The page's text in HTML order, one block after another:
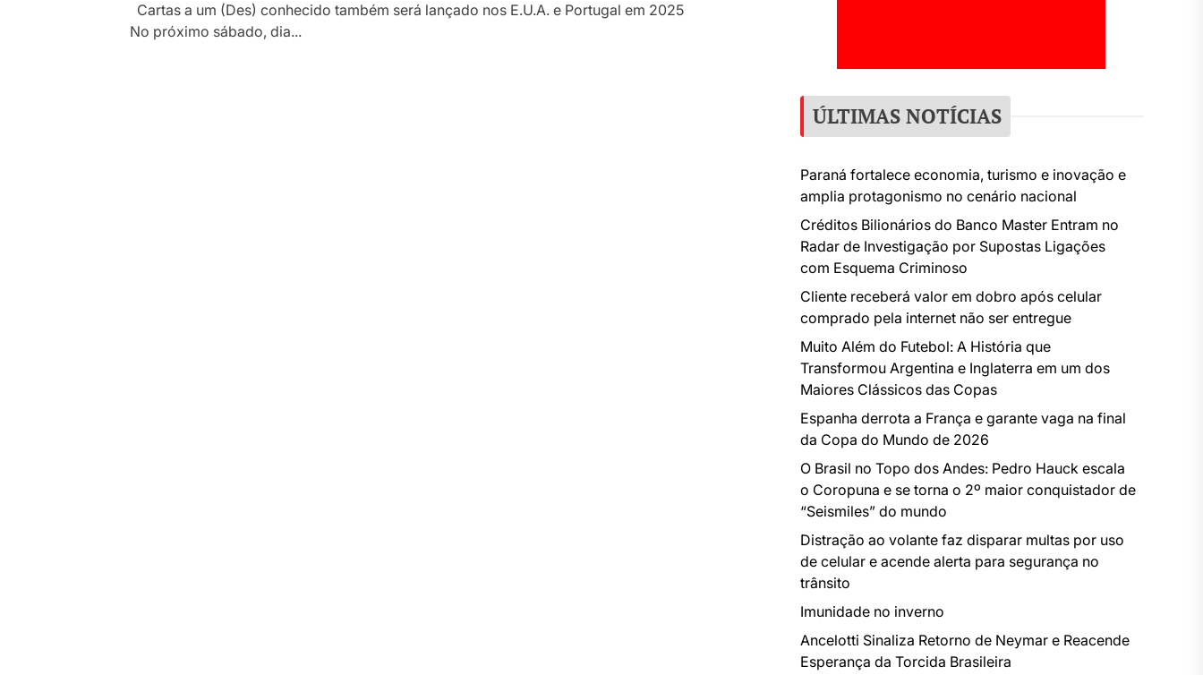
Cartas a um (Des) conhecido também será lançado nos E.U.A. e Portugal em 2025
No próximo sábado, dia...
ÚLTIMAS NOTÍCIAS
Paraná fortalece economia, turismo e inovação e
amplia protagonismo no cenário nacional
Créditos Bilionários do Banco Master Entram no
Radar de Investigação por Supostas Ligações
com Esquema Criminoso
Cliente receberá valor em dobro após celular
comprado pela internet não ser entregue
Muito Além do Futebol: A História que
Transformou Argentina e Inglaterra em um dos
Maiores Clássicos das Copas
Espanha derrota a França e garante vaga na final
da Copa do Mundo de 2026
O Brasil no Topo dos Andes: Pedro Hauck escala
o Coropuna e se torna o 2º maior conquistador de
“Seismiles” do mundo
Distração ao volante faz disparar multas por uso
de celular e acende alerta para segurança no
trânsito
Imunidade no inverno
Ancelotti Sinaliza Retorno de Neymar e Reacende
Esperança da Torcida Brasileira